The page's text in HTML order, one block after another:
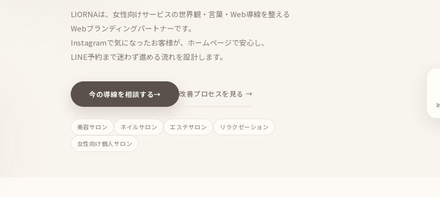
LIORNAは、女性向けサービスの世界観・言葉・Web導線を整える
Webブランディングパートナーです。
Instagramで気になったお客様が、ホームページで安心し、
LINE予約まで迷わず進める流れを設計します。
今の導線を相談する→ 改善プロセスを見る →
美容サロン ネイルサロン エステサロン
リラクゼーション
女性向け個人サロン